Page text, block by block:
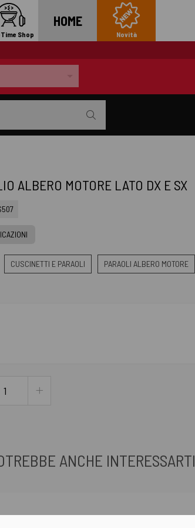
Shop
HOME
Novità
ALBERO MOTORE LATO DX E SX
CUSCINETTI E PARAOLI PARAOLI ALBERO MOTORE
ANCHE INTERESSARTI